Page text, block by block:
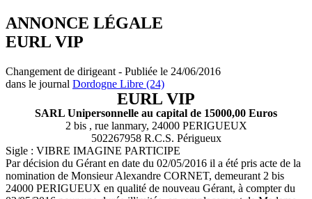
ANNONCE LÉGALE
EURL VIP
Changement de dirigeant - Publiée le 24/06/2016
dans le journal Dordogne Libre (24)
EURL VIP
SARL Unipersonnelle au capital de 15000,00 Euros
2 bis , rue lanmary, 24000 PERIGUEUX
502267958 R.C.S. Périgueux
Sigle : VIBRE IMAGINE PARTICIPE
Par décision du Gérant en date du 02/05/2016 il a été pris acte de la
nomination de Monsieur Alexandre CORNET, demeurant 2 bis
24000 PERIGUEUX en qualité de nouveau Gérant, à compter du